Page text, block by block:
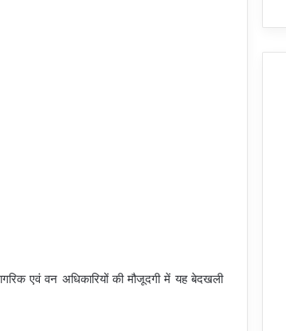
एवं वन अधिकारियों की मौजूदगी में यह बेदखली